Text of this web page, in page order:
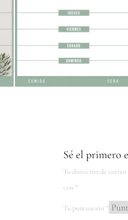
Sé el primero
Tu dirección de
con *
Tu puntuación *